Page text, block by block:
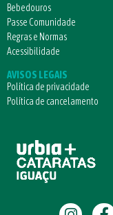
Bebedouros
Passe Comunidade
Regras e Normas
Acessibilidade
AVISOS LEGAIS
Política de privacidade
Política de cancelamento